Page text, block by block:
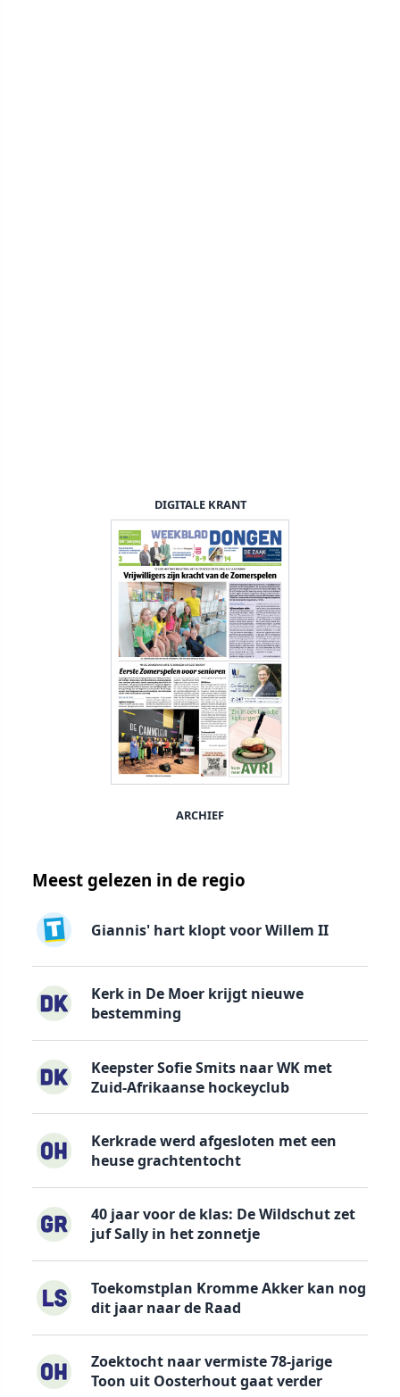
DIGITALE KRANT
ARCHIEF
Meest gelezen in de regio
Giannis' hart klopt voor Willem II
Kerk in De Moer krijgt nieuwe
bestemming
Keepster Sofie Smits naar WK met
Zuid-Afrikaanse hockeyclub
Kerkrade werd afgesloten met een
heuse grachtentocht
40 jaar voor de klas: De Wildschut zet
juf Sally in het zonnetje
Toekomstplan Kromme Akker kan nog
dit jaar naar de Raad
Zoektocht naar vermiste 78-jarige
Toon uit Oosterhout gaat verder